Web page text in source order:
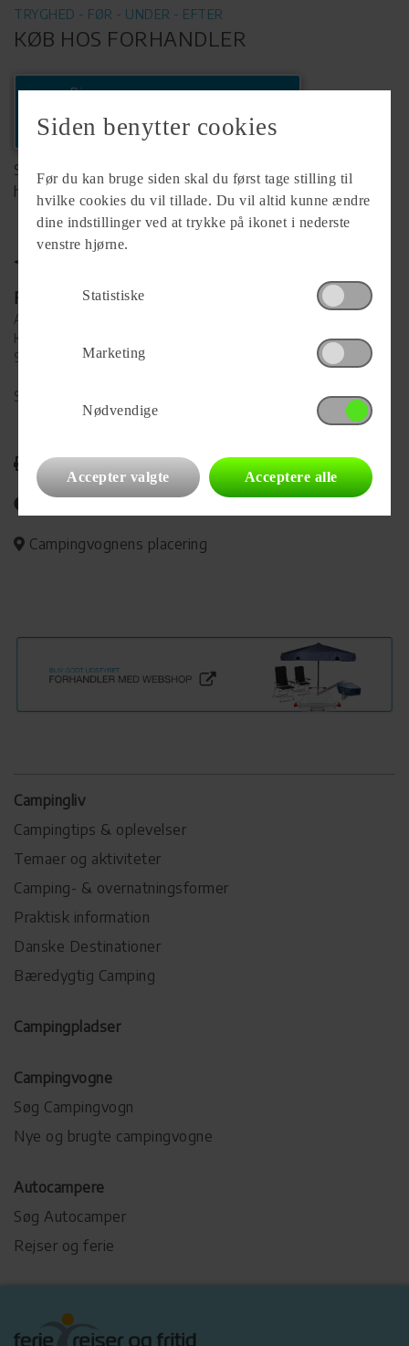
TRYGHED - FØR - UNDER - EFTER
KØB HOS FORHANDLER
Ring
+45 98244800
Se komplet info på forhandlerens
hjemmeside
Forhandler
Aabycamp Aps
Knøsgårdvej 121
9440 Aabybro
Se alle
Udskriv
Campingvognens placering
Campingliv
Campingtips & oplevelser
Temaer og aktiviteter
Camping- & overnatningsformer
Praktisk information
Danske Destinationer
Bæredygtig Camping
Campingpladser
Campingvogne
Søg Campingvogn
Nye og brugte campingvogne
Autocampere
Søg Autocamper
Rejser og ferie
Siden benytter cookies
Før du kan bruge siden skal du først tage stilling til
hvilke cookies du vil tillade. Du vil altid kunne ændre
dine indstillinger ved at trykke på ikonet i nederste
venstre hjørne.
Statistiske
Marketing
Nødvendige
Accepter valgte Acceptere alle